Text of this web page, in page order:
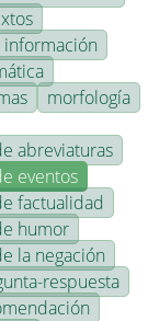
morfología
abreviaturas
eventos
factualidad
humor
la negación
respuesta